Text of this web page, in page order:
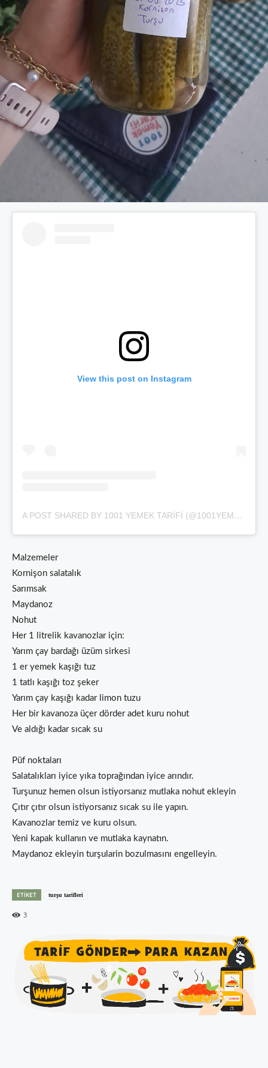
View this post on Instagram
A POST SHARED BY 1001 YEMEK TARIFI (@1001YEMEKTARIFI_COM)
Malzemeler
Kornişon salatalık
Sarımsak
Maydanoz
Nohut
Her 1 litrelik kavanozlar için:
Yarım çay bardağı üzüm sirkesi
1 er yemek kaşığı tuz
1 tatlı kaşığı toz şeker
Yarım çay kaşığı kadar limon tuzu
Her bir kavanoza üçer dörder adet kuru nohut
Ve aldığı kadar sıcak su
Püf noktaları
Salatalıkları iyice yıka toprağından iyice arındır.
Turşunuz hemen olsun istiyorsanız mutlaka nohut ekleyin
Çıtır çıtır olsun istiyorsanız sıcak su ile yapın.
Kavanozlar temiz ve kuru olsun.
Yeni kapak kullanın ve mutlaka kaynatın.
Maydanoz ekleyin turşularin bozulmasını engelleyin.
ETIKET turşu tarifleri
3